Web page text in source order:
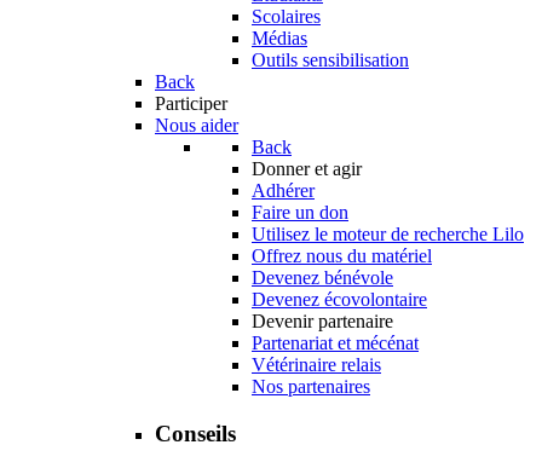
Scolaires
Médias
Outils sensibilisation
Back
Participer
Nous aider
Back
Donner et agir
Adhérer
Faire un don
Utilisez le moteur de recherche Lilo
Offrez nous du matériel
Devenez bénévole
Devenez écovolontaire
Devenir partenaire
Partenariat et mécénat
Vétérinaire relais
Nos partenaires
Conseils